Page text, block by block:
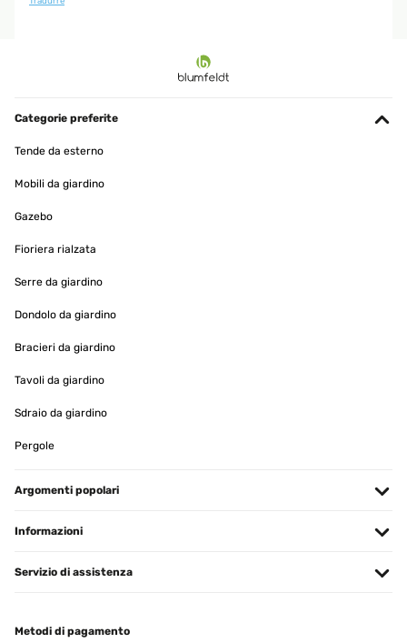
Categorie preferite
Tende da esterno
Mobili da giardino
Gazebo
Fioriera rialzata
Serre da giardino
Dondolo da giardino
Bracieri da giardino
Tavoli da giardino
Sdraio da giardino
Pergole
Argomenti popolari
Informazioni
Servizio di assistenza
Metodi di pagamento